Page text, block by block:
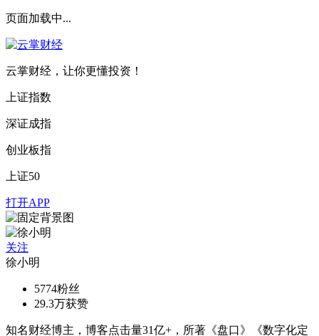
页面加载中...
云掌财经，让你更懂投资！
上证指数
深证成指
创业板指
上证50
打开APP
关注
徐小明
5774粉丝
29.3万获赞
知名财经博主，博客点击量31亿+，所著《盘口》《数字化定